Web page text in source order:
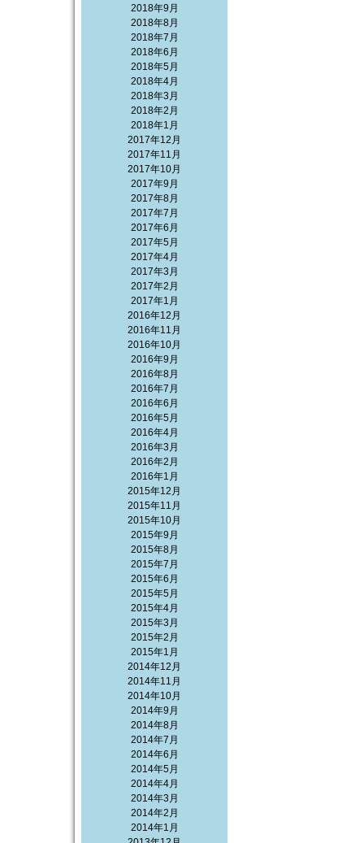
2018年9月
2018年8月
2018年7月
2018年6月
2018年5月
2018年4月
2018年3月
2018年2月
2018年1月
2017年12月
2017年11月
2017年10月
2017年9月
2017年8月
2017年7月
2017年6月
2017年5月
2017年4月
2017年3月
2017年2月
2017年1月
2016年12月
2016年11月
2016年10月
2016年9月
2016年8月
2016年7月
2016年6月
2016年5月
2016年4月
2016年3月
2016年2月
2016年1月
2015年12月
2015年11月
2015年10月
2015年9月
2015年8月
2015年7月
2015年6月
2015年5月
2015年4月
2015年3月
2015年2月
2015年1月
2014年12月
2014年11月
2014年10月
2014年9月
2014年8月
2014年7月
2014年6月
2014年5月
2014年4月
2014年3月
2014年2月
2014年1月